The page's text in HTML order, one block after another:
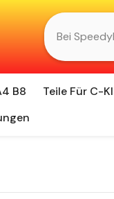
B8 Teile Für C-